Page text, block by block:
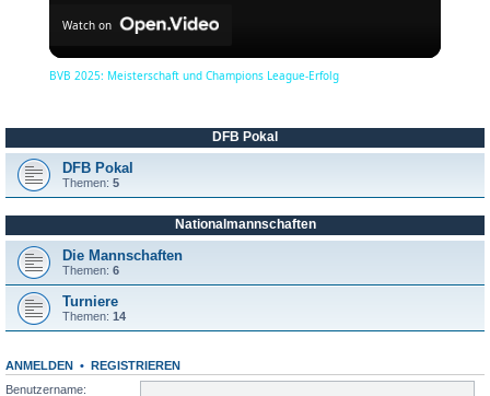
V
d
Watch on
BVB 2025: Meisterschaft und Champions League-Erfolg
DFB Pokal
DFB Pokal
Themen: 5
Nationalmannschaften
Die Mannschaften
Themen: 6
Turniere
Themen: 14
ANMELDEN •
REGISTRIEREN
Benutzername: